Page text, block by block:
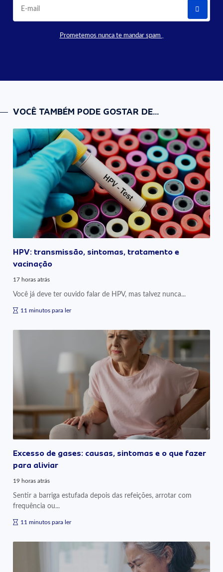
Prometemos nunca te mandar spam
VOCÊ TAMBÉM PODE GOSTAR DE...
HPV: transmissão, sintomas, tratamento e
vacinação
17 horas atrás
Você já deve ter ouvido falar de HPV, mas talvez nunca...
11 minutos para ler
Excesso de gases: causas, sintomas e o que fazer
para aliviar
19 horas atrás
Sentir a barriga estufada depois das refeições, arrotar com
frequência ou...
11 minutos para ler